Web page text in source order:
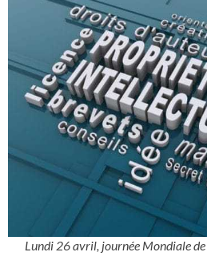
Lundi 26 avril, journée Mondiale